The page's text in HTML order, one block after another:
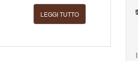
LEGGI TUTTO